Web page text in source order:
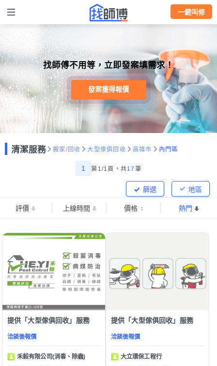
一鍵叫修
找師傅不用等，立即發案填需求！
發案獲得報價
清潔服務 搬家/回收 大型傢俱回收 高雄市 內門區
1 第1/1頁， 共17 筆
地區
篩選
評價 上線時間 價格 熱門
提供「大型傢俱回收」服務
洽談後報價
禾毅有限公司(消毒、除蟲)
提供「大型傢俱回收」服務
洽談後報價
大立環保工程行